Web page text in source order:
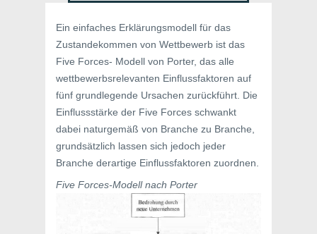
Ein einfaches Erklärungsmodell für das
Zustandekommen von Wettbewerb ist das
Five Forces- Modell von Porter, das alle
wettbewerbsrelevanten Einflussfaktoren auf
fünf grundlegende Ursachen zurückführt. Die
Einflussstärke der Five Forces schwankt
dabei naturgemäß von Branche zu Branche,
grundsätzlich lassen sich jedoch jeder
Branche derartige Einflussfaktoren zuordnen.
Five Forces-Modell nach Porter